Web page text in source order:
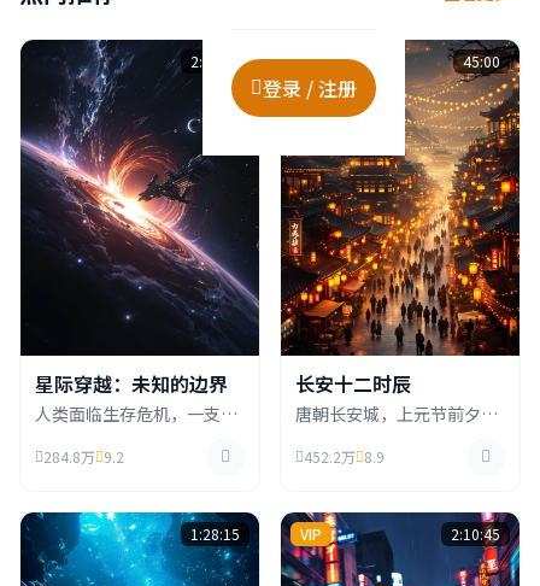
登录 / 注册
2:45:32
星际穿越：未知的边界
人类面临生存危机，一支探
在浩瀚宇宙中展开惊心动魄
284.8万 9.2
45:00
VIP
长安十二时辰
唐朝长安城，上元节前夕，
囚张小敬临危受命，必须在
452.2万 8.9
1:28:15 2:10:45
VIP